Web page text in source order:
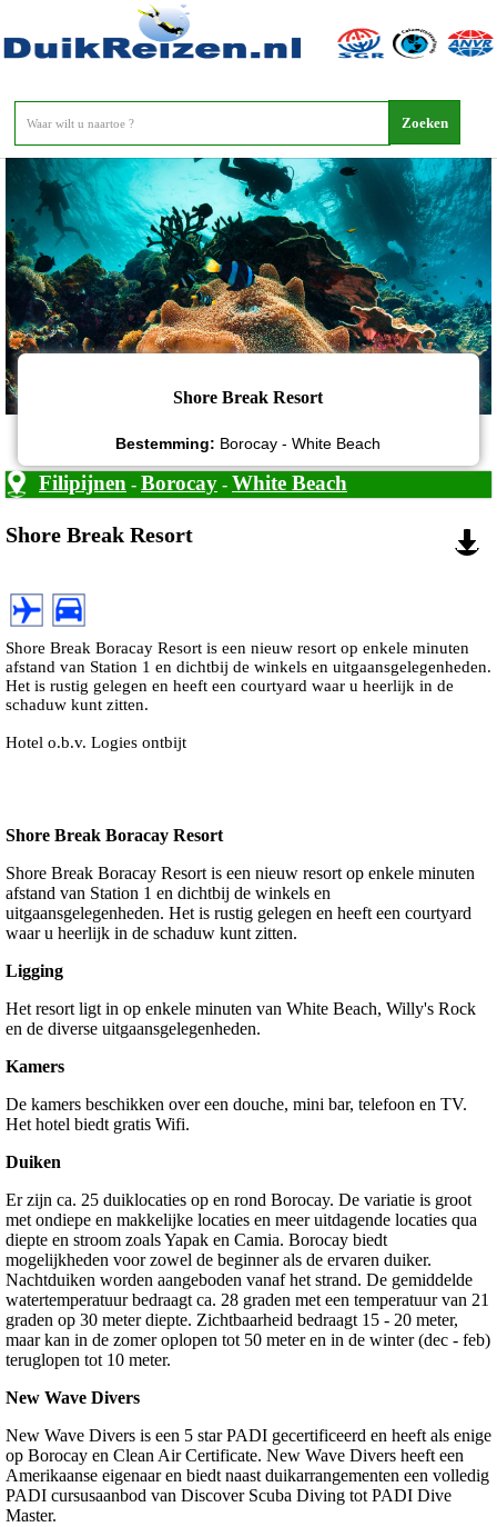
Shore Break Resort
Bestemming: Borocay - White Beach
Filipijnen - Borocay - White Beach
Shore Break Resort
Shore Break Boracay Resort is een nieuw resort op enkele minuten
afstand van Station 1 en dichtbij de winkels en uitgaansgelegenheden.
Het is rustig gelegen en heeft een courtyard waar u heerlijk in de
schaduw kunt zitten.
Hotel o.b.v. Logies ontbijt
Shore Break Boracay Resort
Shore Break Boracay Resort is een nieuw resort op enkele minuten
afstand van Station 1 en dichtbij de winkels en
uitgaansgelegenheden. Het is rustig gelegen en heeft een courtyard
waar u heerlijk in de schaduw kunt zitten.
Ligging
Het resort ligt in op enkele minuten van White Beach, Willy's Rock
en de diverse uitgaansgelegenheden.
Kamers
De kamers beschikken over een douche, mini bar, telefoon en TV.
Het hotel biedt gratis Wifi.
Duiken
Er zijn ca. 25 duiklocaties op en rond Borocay. De variatie is groot
met ondiepe en makkelijke locaties en meer uitdagende locaties qua
diepte en stroom zoals Yapak en Camia. Borocay biedt
mogelijkheden voor zowel de beginner als de ervaren duiker.
Nachtduiken worden aangeboden vanaf het strand. De gemiddelde
watertemperatuur bedraagt ca. 28 graden met een temperatuur van 21
graden op 30 meter diepte. Zichtbaarheid bedraagt 15 - 20 meter,
maar kan in de zomer oplopen tot 50 meter en in de winter (dec - feb)
teruglopen tot 10 meter.
New Wave Divers
New Wave Divers is een 5 star PADI gecertificeerd en heeft als enige
op Borocay en Clean Air Certificate. New Wave Divers heeft een
Amerikaanse eigenaar en biedt naast duikarrangementen een volledig
PADI cursusaanbod van Discover Scuba Diving tot PADI Dive
Master.